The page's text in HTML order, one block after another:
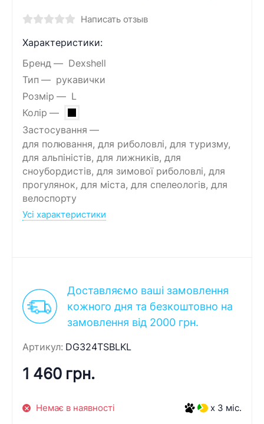
Написать отзыв
Характеристики:
Бренд
Dexshell
Тип
рукавички
Розмір
L
Колір
Застосування
для полювання, для риболовлі, для туризму,
для альпіністів, для лижників, для
сноубордистів, для зимової риболовлі, для
прогулянок, для міста, для спелеологів, для
велоспорту
Усі характеристики
Доставляємо ваші замовлення
кожного дня та безкоштовно на
замовлення від 2000 грн.
Артикул: DG324TSBLKL
1 460 грн.
Немає в наявності x 3 міс.